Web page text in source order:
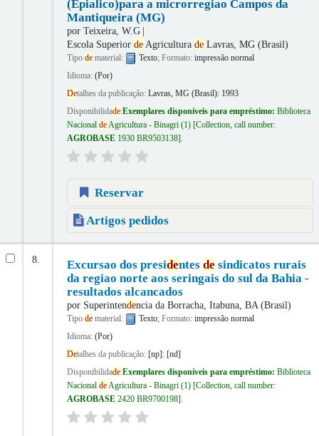
(Epialico)para a microrregiao Campos da
Mantiqueira (MG)
por Teixeira, W.G
Escola Superior deAgricultura deLavras, MG (Brasil)
Tipo dematerial: Texto; Formato: impressão normal
Idioma: (Por)
Detalhes da publicação: Lavras, MG (Brasil): 1993
Disponibilidade:Exemplares disponíveis para empréstimo: Biblioteca
Nacional deAgricultura - Binagri(1) Collection, call number:
AGROBASE 1930 BR9503138 .
Reservar
Artigos pedidos
8. Excursao dos presidentes de sindicatos rurais
da regiao norte aos seringais do sul da Bahia -
resultados alcancados
por Superintendencia da Borracha, Itabuna, BA (Brasil)
Tipo dematerial: Texto; Formato: impressão normal
Idioma: (Por)
Detalhes da publicação: [np]: [nd]
Disponibilidade:Exemplares disponíveis para empréstimo: Biblioteca
Nacional deAgricultura - Binagri(1) Collection, call number:
AGROBASE 2420 BR9700198 .